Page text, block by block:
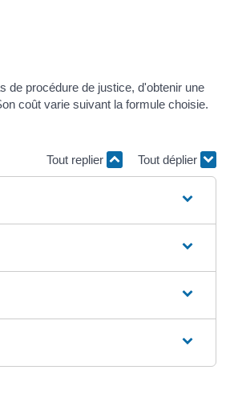
de procédure de justice, d'obtenir une
coût varie suivant la formule choisie.
Tout replier Tout déplier